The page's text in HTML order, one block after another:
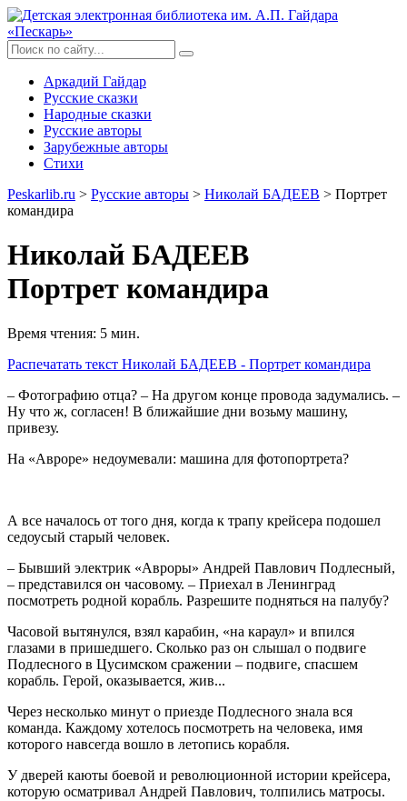
Аркадий Гайдар
Русские сказки
Народные сказки
Русские авторы
Зарубежные авторы
Стихи
Peskarlib.ru > Русские авторы > Николай БАДЕЕВ > Портрет
командира
Николай БАДЕЕВ
Портрет командира
Время чтения: 5 мин.
Распечатать текст Николай БАДЕЕВ - Портрет командира
– Фотографию отца? – На другом конце провода задумались. –
Ну что ж, согласен! В ближайшие дни возьму машину,
привезу.
На «Авроре» недоумевали: машина для фотопортрета?
А все началось от того дня, когда к трапу крейсера подошел
седоусый старый человек.
– Бывший электрик «Авроры» Андрей Павлович Подлесный,
– представился он часовому. – Приехал в Ленинград
посмотреть родной корабль. Разрешите подняться на палубу?
Часовой вытянулся, взял карабин, «на караул» и впился
глазами в пришедшего. Сколько раз он слышал о подвиге
Подлесного в Цусимском сражении – подвиге, спасшем
корабль. Герой, оказывается, жив...
Через несколько минут о приезде Подлесного знала вся
команда. Каждому хотелось посмотреть на человека, имя
которого навсегда вошло в летопись корабля.
У дверей каюты боевой и революционной истории крейсера,
которую осматривал Андрей Павлович, толпились матросы.